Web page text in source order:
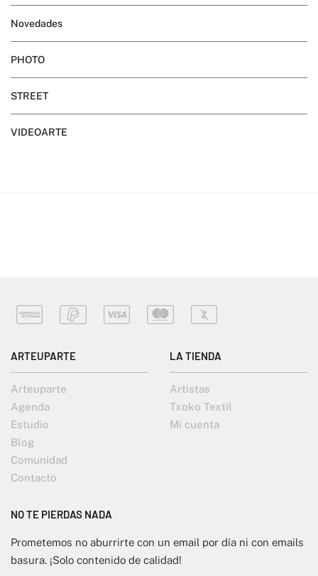
Novedades
PHOTO
STREET
VIDEOARTE
ARTEUPARTE
Arteuparte
Agenda
Estudio
Blog
Comunidad
Contacto
LA TIENDA
Artistas
Txoko Textil
Mi cuenta
NO TE PIERDAS NADA
Prometemos no aburrirte con un email por día ni con emails
basura. ¡Solo contenido de calidad!